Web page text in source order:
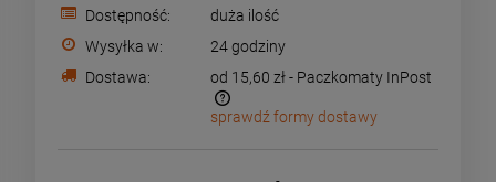
Dostępność:
duża ilość
Wysyłka w:
24 godziny
Dostawa:
od 15,60 zł - Paczkomaty InPost
Cena nie zawiera ewentualnych kosztów płatności
sprawdź formy dostawy